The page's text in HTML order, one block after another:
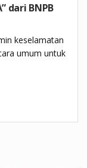
dari BNPB
keselamatan
umum untuk